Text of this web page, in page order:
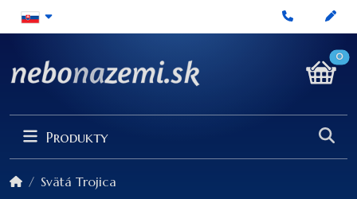
0
Produkty
Svätá Trojica